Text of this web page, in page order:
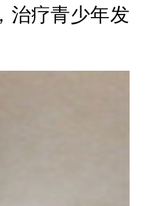
治疗青少年发